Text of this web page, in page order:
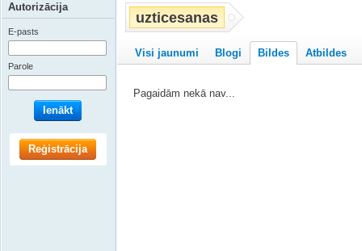
uzticesanas
Visi jaunumi Blogi Bildes Atbildes
Pagaidām nekā nav...
Autorizācija
E-pasts
Parole
Ienākt
Reģistrācija